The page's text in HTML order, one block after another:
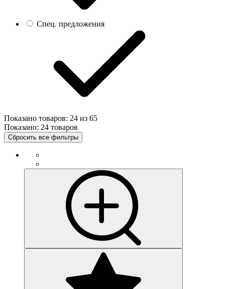
Спец. предложения
Показано товаров: 24 из 65
Показано: 24 товаров
Сбросить все фильтры